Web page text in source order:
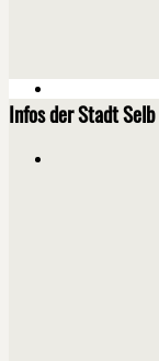
Infos der Stadt Selb